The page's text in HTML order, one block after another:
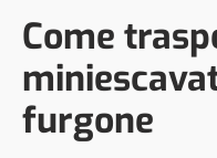
Come
furgone